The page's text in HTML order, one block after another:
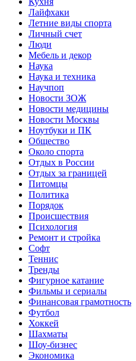
Лайфхаки
Летние виды спорта
Личный счет
Люди
Мебель и декор
Наука
Наука и техника
Научпоп
Новости ЗОЖ
Новости медицины
Новости Москвы
Ноутбуки и ПК
Общество
Около спорта
Отдых в России
Отдых за границей
Питомцы
Политика
Порядок
Происшествия
Психология
Ремонт и стройка
Софт
Теннис
Тренды
Фигурное катание
Фильмы и сериалы
Финансовая грамотность
Футбол
Хоккей
Шахматы
Шоу-бизнес
Экономика